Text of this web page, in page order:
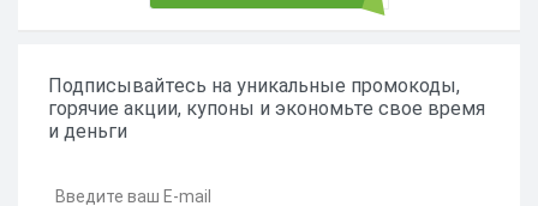
Подписывайтесь на уникальные промокоды,
горячие акции, купоны и экономьте свое время
и деньги